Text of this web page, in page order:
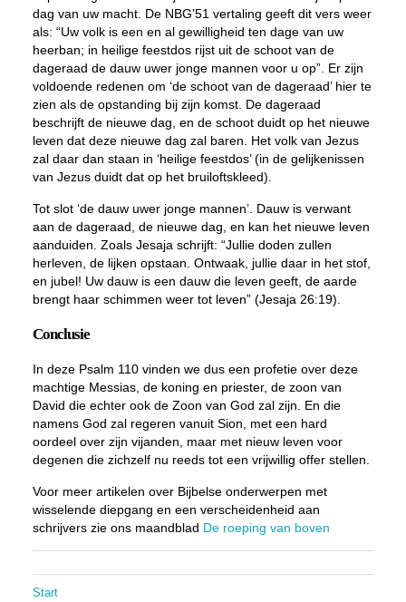
dag van uw macht. De NBG’51 vertaling geeft dit vers weer
als: “Uw volk is een en al gewilligheid ten dage van uw
heerban; in heilige feestdos rijst uit de schoot van de
dageraad de dauw uwer jonge mannen voor u op”. Er zijn
voldoende redenen om ‘de schoot van de dageraad’ hier te
zien als de opstanding bij zijn komst. De dageraad
beschrijft de nieuwe dag, en de schoot duidt op het nieuwe
leven dat deze nieuwe dag zal baren. Het volk van Jezus
zal daar dan staan in ‘heilige feestdos’ (in de gelijkenissen
van Jezus duidt dat op het bruiloftskleed).
Tot slot ‘de dauw uwer jonge mannen’. Dauw is verwant
aan de dageraad, de nieuwe dag, en kan het nieuwe leven
aanduiden. Zoals Jesaja schrijft: “Jullie doden zullen
herleven, de lijken opstaan. Ontwaak, jullie daar in het stof,
en jubel! Uw dauw is een dauw die leven geeft, de aarde
brengt haar schimmen weer tot leven” (Jesaja 26:19).
Conclusie
In deze Psalm 110 vinden we dus een profetie over deze
machtige Messias, de koning en priester, de zoon van
David die echter ook de Zoon van God zal zijn. En die
namens God zal regeren vanuit Sion, met een hard
oordeel over zijn vijanden, maar met nieuw leven voor
degenen die zichzelf nu reeds tot een vrijwillig offer stellen.
Voor meer artikelen over Bijbelse onderwerpen met
wisselende diepgang en een verscheidenheid aan
schrijvers zie ons maandblad De roeping van boven
Start